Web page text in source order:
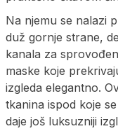
Na njemu se nalazi
duž gornje strane,
kanala za
maske koje
izgleda elegantno.
tkanina ispod koje
daje još luksuzniji